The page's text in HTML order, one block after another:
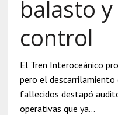
balasto
control
El Tren Interoceánico
pero el
fallecidos destapó
operativas que ya…